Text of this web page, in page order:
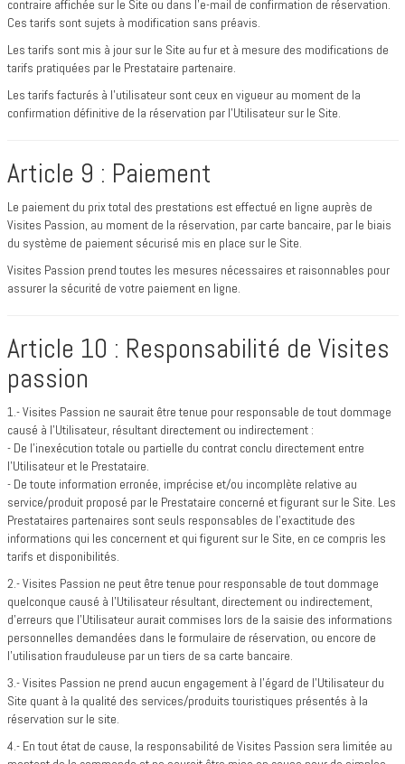
contraire affichée sur le Site ou dans l’e-mail de confirmation de réservation.
Ces tarifs sont sujets à modification sans préavis.
Les tarifs sont mis à jour sur le Site au fur et à mesure des modifications de
tarifs pratiquées par le Prestataire partenaire.
Les tarifs facturés à l’utilisateur sont ceux en vigueur au moment de la
confirmation définitive de la réservation par l’Utilisateur sur le Site.
Article 9 : Paiement
Le paiement du prix total des prestations est effectué en ligne auprès de
Visites Passion, au moment de la réservation, par carte bancaire, par le biais
du système de paiement sécurisé mis en place sur le Site.
Visites Passion prend toutes les mesures nécessaires et raisonnables pour
assurer la sécurité de votre paiement en ligne.
Article 10 : Responsabilité de Visites
passion
1.- Visites Passion ne saurait être tenue pour responsable de tout dommage
causé à l’Utilisateur, résultant directement ou indirectement :
- De l’inexécution totale ou partielle du contrat conclu directement entre
l’Utilisateur et le Prestataire.
- De toute information erronée, imprécise et/ou incomplète relative au
service/produit proposé par le Prestataire concerné et figurant sur le Site. Les
Prestataires partenaires sont seuls responsables de l’exactitude des
informations qui les concernent et qui figurent sur le Site, en ce compris les
tarifs et disponibilités.
2.- Visites Passion ne peut être tenue pour responsable de tout dommage
quelconque causé à l’Utilisateur résultant, directement ou indirectement,
d’erreurs que l’Utilisateur aurait commises lors de la saisie des informations
personnelles demandées dans le formulaire de réservation, ou encore de
l’utilisation frauduleuse par un tiers de sa carte bancaire.
3.- Visites Passion ne prend aucun engagement à l’égard de l’Utilisateur du
Site quant à la qualité des services/produits touristiques présentés à la
réservation sur le site.
4.- En tout état de cause, la responsabilité de Visites Passion sera limitée au